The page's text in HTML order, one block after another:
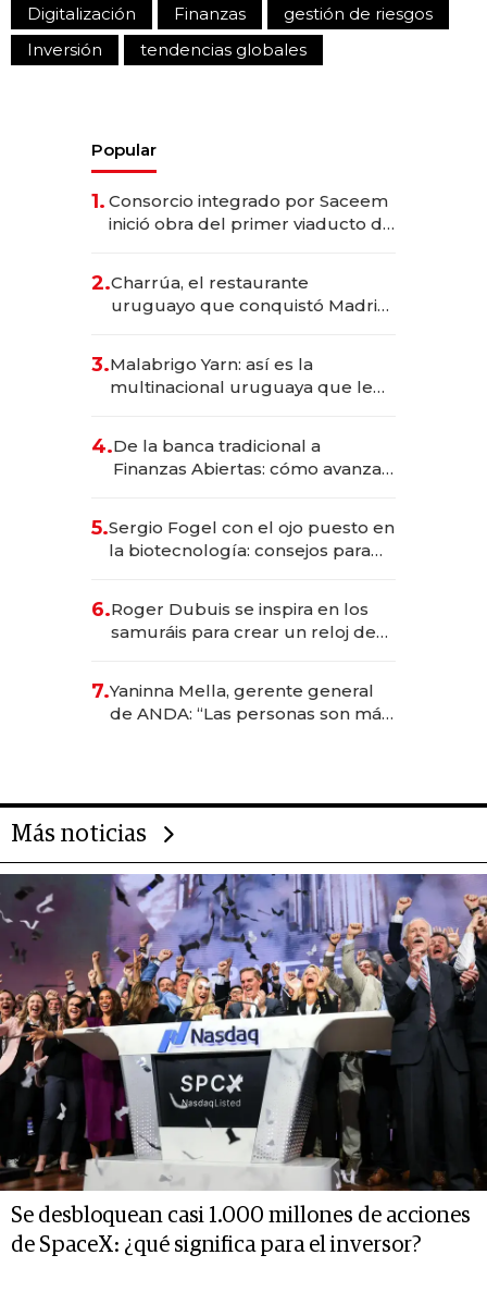
Digitalización Finanzas
gestión de riesgos
Inversión
tendencias globales
Popular
1. Consorcio integrado por Saceem
inició obra del primer viaducto de
millones
2.Charrúa, el restaurante
uruguayo que conquistó Madrid:
anticipación y prepara apertura
3.Malabrigo Yarn: así es la
multinacional uruguaya que le
4.De la banca tradicional a
Finanzas Abiertas: cómo avanza
5.Sergio Fogel con el ojo puesto en
la biotecnología: consejos para
6.Roger Dubuis se inspira en los
samuráis para crear un reloj de
7.Yaninna Mella, gerente general
de ANDA: “Las personas son más
Más noticias
Se desbloquean casi 1.000 millones de acciones
de SpaceX: ¿qué significa para el inversor?